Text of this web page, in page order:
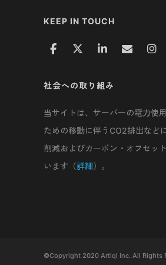
KEEP IN TOUCH
社会への取り組み
当サイトは、サーバーの電力使
ための移動に伴うCO2排出など
削減およびカーボン・オフセッ
います（詳細）。
©Copyright 2020 Artiql Inc. All Rights